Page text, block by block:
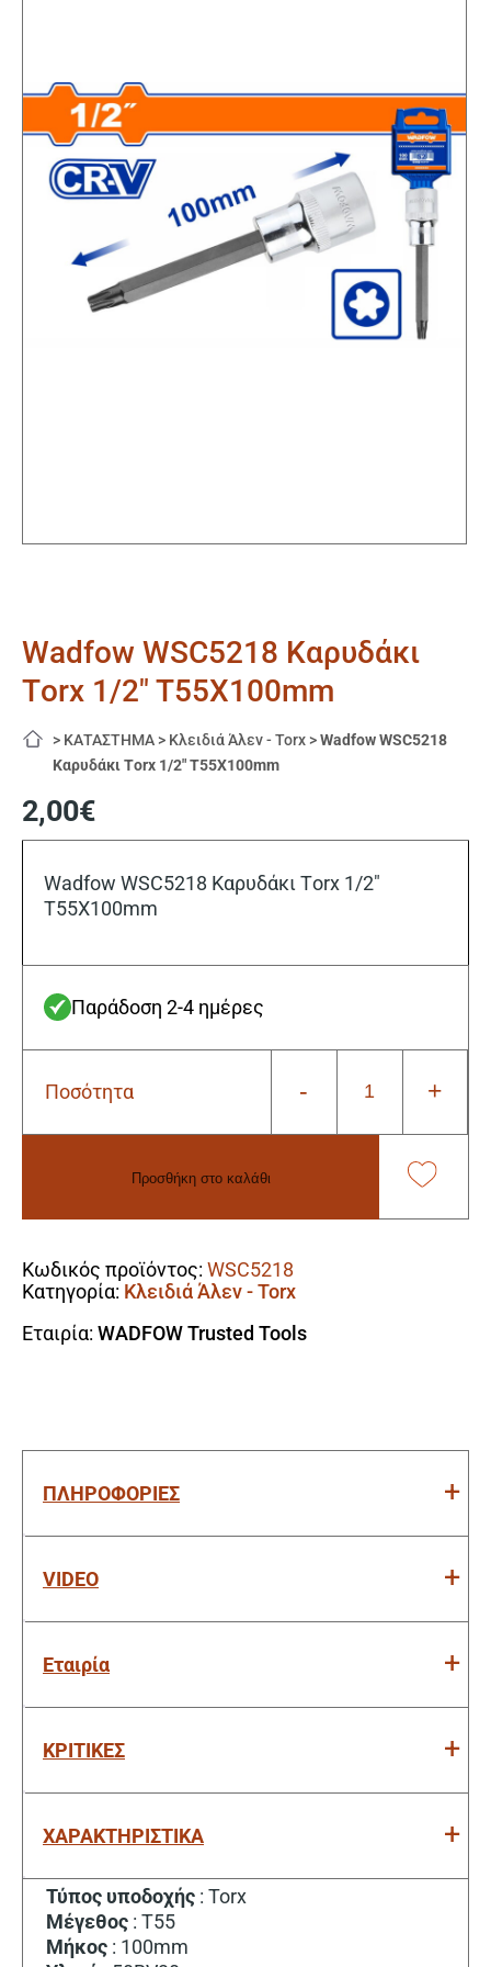
Wadfow WSC5218 Καρυδάκι
Τorx 1/2″ T55Χ100mm
> ΚΑΤΑΣΤΗΜΑ > Κλειδιά Άλεν - Torx >Wadfow WSC5218
Καρυδάκι Τorx 1/2″ T55Χ100mm
2,00€
Wadfow WSC5218 Καρυδάκι Τorx 1/2″
T55Χ100mm
Παράδοση 2-4 ημέρες
Ποσότητα -
Wadfow
+
Προσθήκη στο καλάθι
Κωδικός προϊόντος: WSC5218
Κατηγορία: Κλειδιά Άλεν - Torx
Εταιρία: WADFOW Trusted Tools
ΠΛΗΡΟΦΟΡΙΕΣ
VIDEO
Εταιρία
ΚΡΙΤΙΚΕΣ
ΧΑΡΑΚΤΗΡΙΣΤΙΚΑ
Τύπος υποδοχής : Torx
Μέγεθος : T55
Μήκος : 100mm